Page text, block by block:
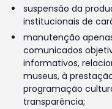
suspensão da
institucionais de
manutenção
comunicados
informativos,
museus, à
programação
transparência;